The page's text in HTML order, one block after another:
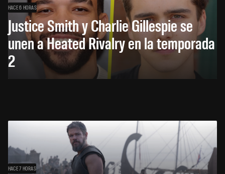
HACE 6 HORAS
Justice Smith y Charlie Gillespie se
unen a Heated Rivalry en la temporada
2
HACE 7 HORAS